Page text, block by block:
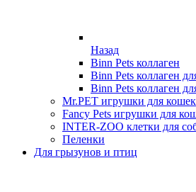
Назад
Binn Pets коллаген
Binn Pets коллаген
Binn Pets коллаген
Mr.PET игрушки для
Fancy Pets игрушки для
INTER-ZOO клетки для
Пеленки
Для грызунов и птиц